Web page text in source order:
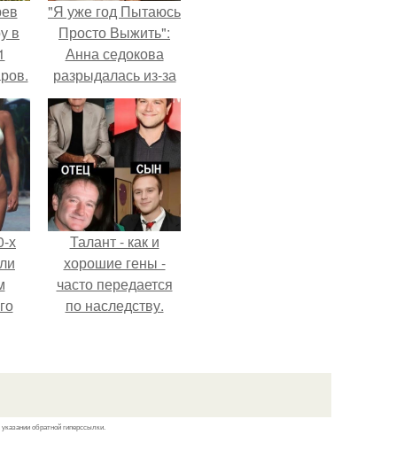
в
"Я уже год Пытаюсь
Просто Выжить":
Анна седокова
разрыдалась из-за
жесткой травли и
проклятий в сети.
х
Талант - как и
хорошие гены -
часто передается
по наследству.
обратной гиперссылки.